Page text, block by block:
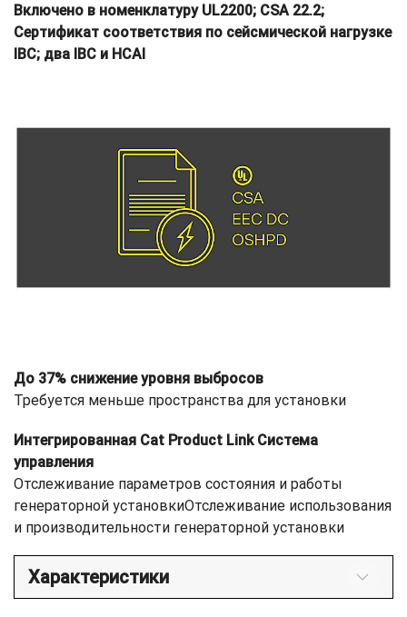
Включено в номенклатуру UL2200; CSA 22.2;
Сертификат соответствия по сейсмической нагрузке
IBC; два IBC и HCAI
До 37% снижение уровня выбросов
Требуется меньше пространства для установки
Интегрированная Cat Product Link Система
управления
Отслеживание параметров состояния и работы
генераторной установкиОтслеживание использования
и производительности генераторной установки
Характеристики